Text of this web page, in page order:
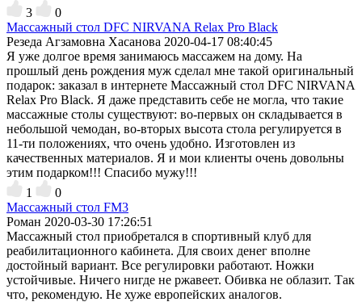
3
0
Массажный стол DFC NIRVANA Relax Pro Black
Резеда Агзамовна Хасанова 2020-04-17 08:40:45
Я уже долгое время занимаюсь массажем на дому. На
прошлый день рождения муж сделал мне такой оригинальный
подарок: заказал в интернете Массажный стол DFC NIRVANA
Relax Pro Black. Я даже представить себе не могла, что такие
массажные столы существуют: во-первых он складывается в
небольшой чемодан, во-вторых высота стола регулируется в
11-ти положениях, что очень удобно. Изготовлен из
качественных материалов. Я и мои клиенты очень довольны
этим подарком!!! Спасибо мужу!!!
1
0
Массажный стол FM3
Роман 2020-03-30 17:26:51
Массажный стол приобретался в спортивный клуб для
реабилитационного кабинета. Для своих денег вполне
достойный вариант. Все регулировки работают. Ножки
устойчивые. Ничего нигде не ржавеет. Обивка не облазит. Так
что, рекомендую. Не хуже европейских аналогов.